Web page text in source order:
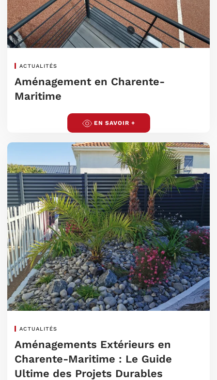
ACTUALITÉS
Aménagement en Charente-
Maritime
EN SAVOIR +
ACTUALITÉS
Aménagements Extérieurs en
Charente-Maritime : Le Guide
Ultime des Projets Durables